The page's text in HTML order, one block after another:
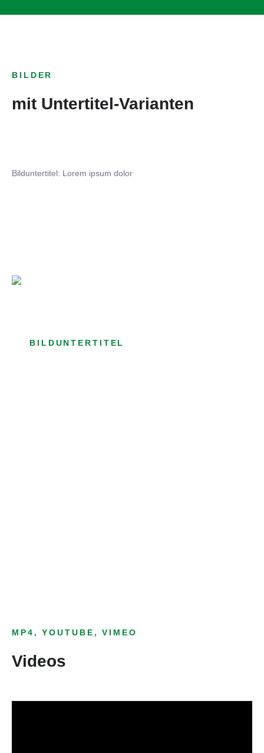
BILDER
mit Untertitel-Varianten
Bilduntertitel: Lorem ipsum dolor
BILDUNTERTITEL
MP4, YOUTUBE, VIMEO
Videos